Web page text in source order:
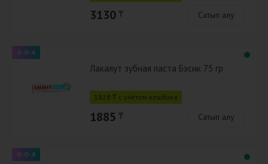
3130 ₸ Сатып алу
0-0-4
Лакалут зубная паста Бэсик 75 гр
1828 ₸ с учётом кешбэка
1885 ₸ Сатып алу
0-0-4